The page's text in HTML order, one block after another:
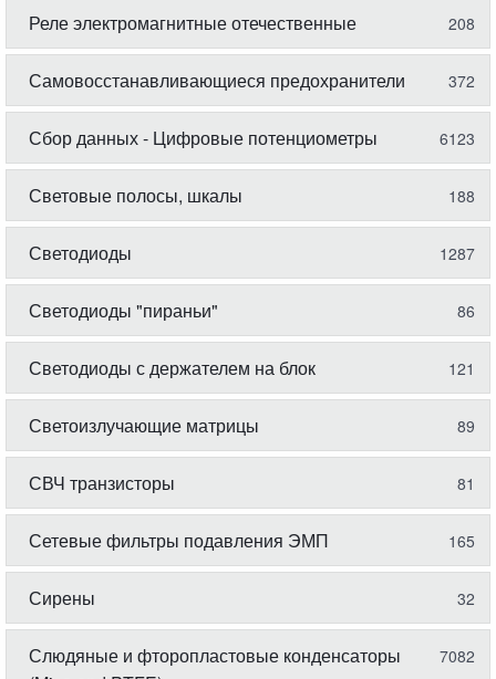
Реле электромагнитные отечественные 208
Самовосстанавливающиеся предохранители 372
Сбор данных - Цифровые потенциометры 6123
Световые полосы, шкалы 188
Светодиоды 1287
Светодиоды "пираньи" 86
Светодиоды с держателем на блок 121
Светоизлучающие матрицы 89
СВЧ транзисторы 81
Сетевые фильтры подавления ЭМП 165
Сирены 32
Слюдяные и фторопластовые конденсаторы
7082